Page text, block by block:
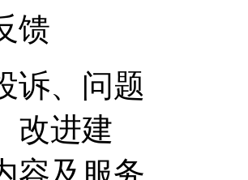
馈
诉、问题
改进建